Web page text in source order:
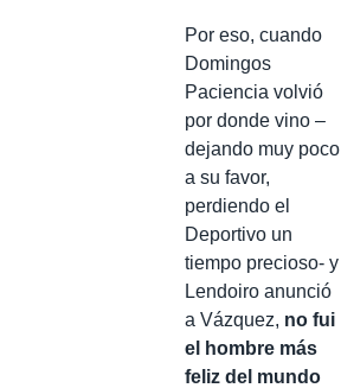
Por eso, cuando
Domingos
Paciencia volvió
por donde vino –
dejando muy poco
a su favor,
perdiendo el
Deportivo un
tiempo precioso- y
Lendoiro anunció
a Vázquez, no fui
el hombre más
feliz del mundo